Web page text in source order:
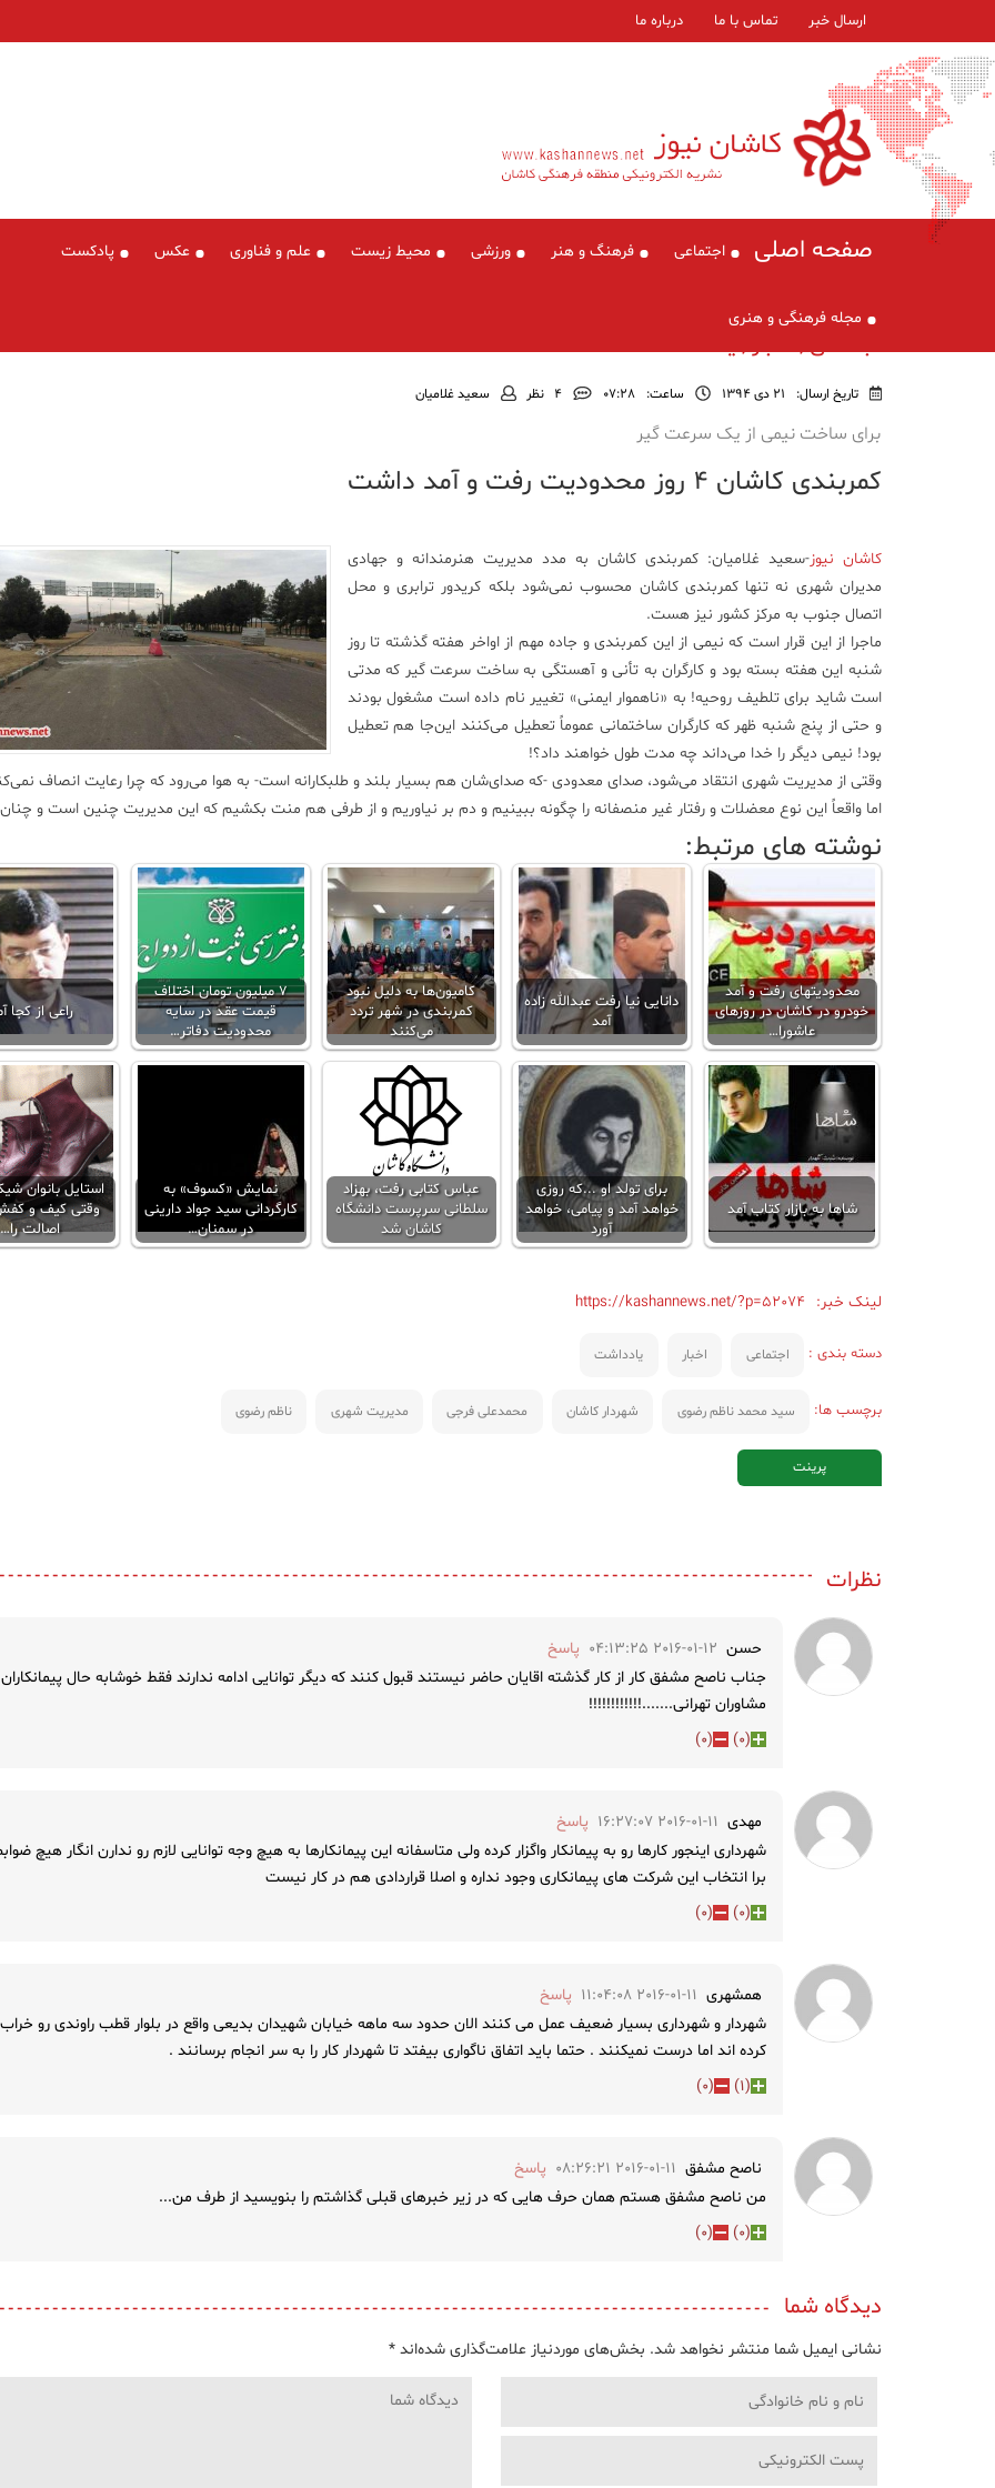
ارسال خبر تماس با ما درباره ما
صفحه اصلی اجتماعی فرهنگ و هنر ورزشی محیط زیست علم و فناوری عکس پادکست
مجله فرهنگی و هنری
اجتماعی , اخبار , یادداشت
تاریخ ارسال: 21 دی 1394 ساعت: ۰۷:۲۸ 4 نظر سعید غلامیان
برای ساخت نیمی از یک سرعت گیر
کمربندی کاشان ۴ روز محدودیت رفت و آمد داشت
کاشان نیوز-سعید غلامیان:کمربندی کاشان به مدد مدیریت هنرمندانه و جهادی
مدیران شهری نه تنها کمربندی کاشان محسوب نمی‌شود بلکه کریدور ترابری و محل
اتصال جنوب به مرکز کشور نیز هست.
ماجرا از این قرار است که نیمی از این کمربندی و جاده مهم از اواخر هفته گذشته تا روز
شنبه این هفته بسته بود و کارگران به تأنی و آهستگی به ساخت سرعت گیر که مدتی
است شاید برای تلطیف روحیه! به «ناهموار ایمنی» تغییر نام داده است مشغول بودند
و حتی از پنج شنبه ظهر که کارگران ساختمانی عموماً تعطیل می‌کنند این‌جا هم تعطیل
بود! نیمی دیگر را خدا می‌داند چه مدت طول خواهند داد؟!
وقتی از مدیریت شهری انتقاد می‌شود، صدای معدودی -که صدای‌شان هم بسیار بلند و طلبکارانه است- به هوا می‌رود که چرا رعایت انصاف
اما واقعاً این نوع معضلات و رفتار غیر منصفانه را چگونه ببینیم و دم بر نیاوریم و از طرفی هم منت بکشیم که این مدیریت چنین است و
نوشته های مرتبط:
محدودیتهای رفت و آمد
خودرو در کاشان در روزهای
عاشورا…
دانایی نیا رفت عبدالله زاده
آمد
کامیون‌ها به دلیل نبود
کمربندی در شهر تردد
می‌کنند
۷ میلیون تومان اختلاف
قیمت عقد در سایه
محدودیت دفاتر…
راعی از کجا
شاها به بازار کتاب آمد
برای تولد او ...که روزی
خواهد آمد و پیامی، خواهد
آورد
عباس کتابی رفت، بهزاد
سلطانی سرپرست دانشگاه
کاشان شد
نمایش «کسوف» به
کارگردانی سید جواد دارینی
در سمنان…
استایل بانوان
وقتی کیف و
اصالت را…
لینک خبر: https://kashannews.net/?p=52074
دسته بندی : اجتماعی اخبار یادداشت
برچسب ها: سید محمد ناظم رضوی شهردار کاشان محمدعلی فرجی مدیریت شهری ناظم رضوی
پرینت
نظرات
حسن 2016-01-12 04:13:25
پاسخ
جناب ناصح مشفق کار از کار گذشته اقایان حاضر نیستند قبول کنند که دیگر توانایی ادامه ندارند فقط خوشابه حال
مشاوران تهرانی.......!!!!!!!!!!!!
(
0
)
(
0
)
مهدی 2016-01-11 16:27:07
پاسخ
شهرداری اینجور کارها رو به پیمانکار واگزار کرده ولی متاسفانه این پیمانکارها به هیچ وجه توانایی لازم رو ندارن انگار هیچ
برا انتخاب این شرکت های پیمانکاری وجود نداره و اصلا قراردادی هم در کار نیست
(
0
)
(
0
)
همشهری 2016-01-11 11:04:08
پاسخ
شهردار و شهرداری بسیار ضعیف عمل می کنند الان حدود سه ماهه خیابان شهیدان بدیعی واقع در بلوار قطب راوندی رو خراب
کرده اند اما درست نمیکنند . حتما باید اتفاق ناگواری بیفتد تا شهردار کار را به سر انجام برسانند .
(
1
)
(
0
)
ناصح مشفق 2016-01-11 08:26:21
پاسخ
من ناصح مشفق هستم همان حرف هایی که در زیر خبرهای قبلی گذاشتم را بنویسید از طرف من...
(
0
)
(
0
)
دیدگاه شما
نشانی ایمیل شما منتشر نخواهد شد. بخش‌های موردنیاز علامت‌گذاری شده‌اند *